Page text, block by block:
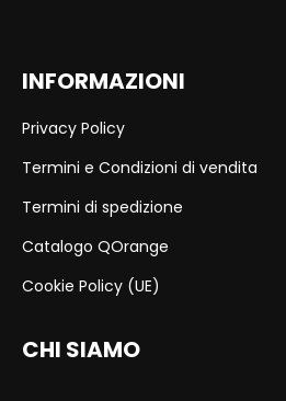
INFORMAZIONI
Privacy Policy
Termini e Condizioni di vendita
Termini di spedizione
Catalogo QOrange
Cookie Policy (UE)
CHI SIAMO